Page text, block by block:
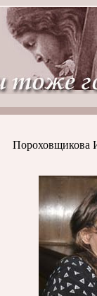
Пороховщикова